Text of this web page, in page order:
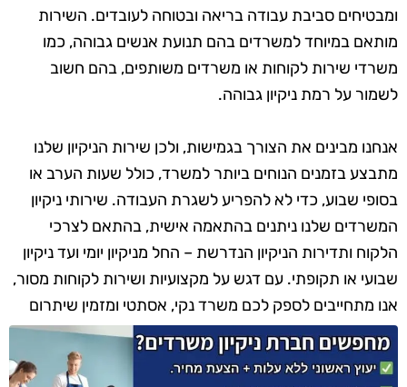
ומבטיחים סביבת עבודה בריאה ובטוחה לעובדים. השירות
מותאם במיוחד למשרדים בהם תנועת אנשים גבוהה, כמו
משרדי שירות לקוחות או משרדים משותפים, בהם חשוב
לשמור על רמת ניקיון גבוהה.
אנחנו מבינים את הצורך בגמישות, ולכן שירות הניקיון שלנו
מתבצע בזמנים הנוחים ביותר למשרד, כולל שעות הערב או
בסופי שבוע, כדי לא להפריע לשגרת העבודה. שירותי ניקיון
המשרדים שלנו ניתנים בהתאמה אישית, בהתאם לצרכי
הלקוח ותדירות הניקיון הנדרשת – החל מניקיון יומי ועד ניקיון
שבועי או תקופתי. עם דגש על מקצועיות ושירות לקוחות מסור,
אנו מתחייבים לספק לכם משרד נקי, אסתטי ומזמין שיתרום
לתחושת הרווחה והנוחות של כל עובד ומבקר.